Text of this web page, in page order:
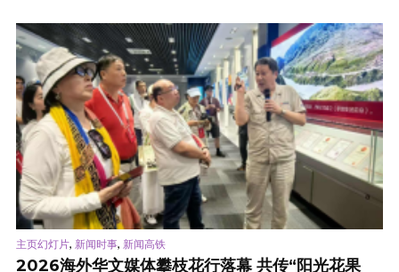
主页幻灯片, 新闻时事, 新闻高铁
2026海外华文媒体攀枝花行落幕 共传“阳光花果